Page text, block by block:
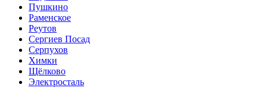
Пушкино
Раменское
Реутов
Сергиев Посад
Серпухов
Химки
Щёлково
Электросталь